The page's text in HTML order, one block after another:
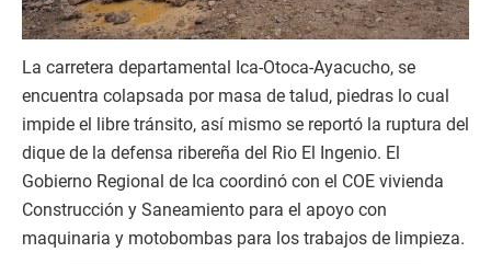
La carretera departamental Ica-Otoca-Ayacucho, se
encuentra colapsada por masa de talud, piedras lo cual
impide el libre tránsito, así mismo se reportó la ruptura del
dique de la defensa ribereña del Rio El Ingenio. El
Gobierno Regional de Ica coordinó con el COE vivienda
Construcción y Saneamiento para el apoyo con
maquinaria y motobombas para los trabajos de limpieza.